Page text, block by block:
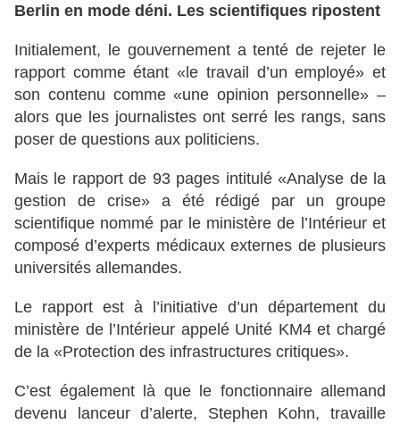
Berlin en mode déni. Les scientifiques ripostent
Initialement, le gouvernement a tenté de rejeter le
rapport comme étant «le travail d’un employé» et
son contenu comme «une opinion personnelle» –
alors que les journalistes ont serré les rangs, sans
poser de questions aux politiciens.
Mais le rapport de 93 pages intitulé «Analyse de la
gestion de crise» a été rédigé par un groupe
scientifique nommé par le ministère de l’Intérieur et
composé d’experts médicaux externes de plusieurs
universités allemandes.
Le rapport est à l’initiative d’un département du
ministère de l’Intérieur appelé Unité KM4 et chargé
de la «Protection des infrastructures critiques».
C’est également là que le fonctionnaire allemand
devenu lanceur d’alerte, Stephen Kohn, travaille